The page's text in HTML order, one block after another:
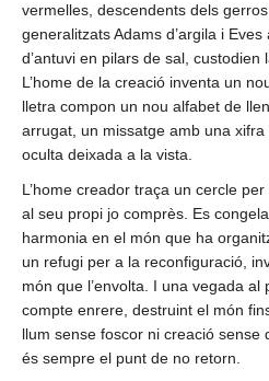
vermelles, descendents dels
generalitzats Adams d’argila i
d’antuvi en pilars de sal, custodien
L’home de la creació inventa un
lletra compon un nou alfabet de
arrugat, un missatge amb una
oculta deixada a la vista.
L’home creador traça un cercle
al seu propi jo comprès. Es
harmonia en el món que ha
un refugi per a la reconfiguració,
món que l’envolta. I una vegada
compte enrere, destruint el món
llum sense foscor ni creació sense
és sempre el punt de no retorn.